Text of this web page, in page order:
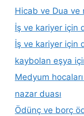
Hicab ve Dua ve
İş ve kariyer için
İş ve kariyer için
kaybolan eşya
Medyum
nazar duası
Ödünç ve borç